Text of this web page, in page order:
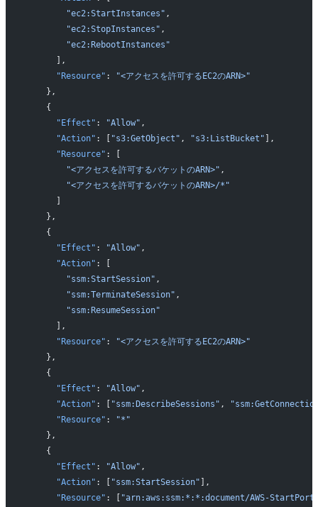
        "ec2:StartInstances"
,
        "ec2:StopInstances"
,
        "ec2:RebootInstances"
      ],
      "Resource"
:
"<アクセスを許可するEC2のARN>"
    },
    {
      "Effect"
: "Allow" ,
      "Action"
: [ "s3:GetObject" , "s3:ListBucket" ],
      "Resource"
: [
        "<アクセスを許可するバケットのARN>"
,
        "<アクセスを許可するバケットのARN>/*"
      ]
    },
    {
      "Effect"
: "Allow" ,
      "Action"
: [
        "ssm:StartSession"
,
        "ssm:TerminateSession"
,
        "ssm:ResumeSession"
      ],
      "Resource"
:
"<アクセスを許可するEC2のARN>"
    },
    {
      "Effect"
: "Allow" ,
      "Action"
: [ "ssm:DescribeSessions" ,
      "Resource"
:
"*"
    },
    {
      "Effect"
: "Allow" ,
      "Action"
: [ "ssm:StartSession" ],
      "Resource"
: [ "arn:aws:ssm:*:*:document/AWS-